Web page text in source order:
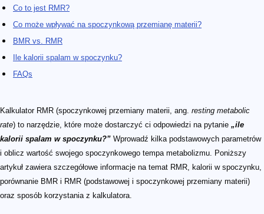
Co to jest RMR?
Co może wpływać na spoczynkową przemianę materii?
BMR vs. RMR
Ile kalorii spalam w spoczynku?
FAQs
Kalkulator RMR (spoczynkowej przemiany materii, ang. resting metabolic
rate) to narzędzie, które może dostarczyć ci odpowiedzi na pytanie „ile
kalorii spalam w spoczynku?” Wprowadź kilka podstawowych parametrów
i oblicz wartość swojego spoczynkowego tempa metabolizmu. Poniższy
artykuł zawiera szczegółowe informacje na temat RMR, kalorii w spoczynku,
porównanie BMR i RMR (podstawowej i spoczynkowej przemiany materii)
oraz sposób korzystania z kalkulatora.